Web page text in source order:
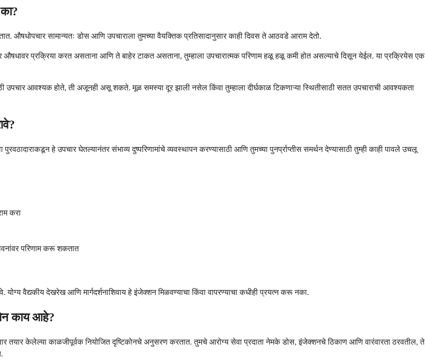
औषधोपचार सामान्यतः डोस आणि उपचाराला तुमच्या वैयक्तिक प्रतिसादानुसार काही दिवस ते आठवडे आराम देतो.
औषधावर प्रक्रिया करत असताना आणि ते बाहेर टाकत असताना, तुम्हाला उपचारात्मक परिणाम हळू हळू कमी होत असल्याचे दिसून येईल. या प्रक्रियेस एक
उपचार आवश्यक होते, ती अजूनही असू शकते. मूळ समस्या दूर झाली नसेल किंवा तुम्हाला दीर्घकाळ टिकणाऱ्या स्थितीसाठी सतत उपचाराची आवश्यकता
हे उपचार घेतल्यानंतर संभाव्य दुष्परिणामांचे व्यवस्थापन करण्यासाठी आणि तुमच्या पुनर्प्राप्तीस समर्थन देण्यासाठी तुम्ही काही पावले उचलू
करा
परिणाम करू शकतात
वैद्यकीय देखरेख आणि मार्गदर्शनाशिवाय हे इंजेक्शन मिळवण्याचा किंवा वापरण्याचा कधीही प्रयत्न करू नका.
काय आहे?
तयार केलेल्या काळजीपूर्वक नियोजित दृष्टिकोनचे अनुसरण करतात. तुमचे आरोग्य सेवा प्रदाता नेमके डोस, इंजेक्शनचे ठिकाण आणि वारंवारता ठरवतील, ते